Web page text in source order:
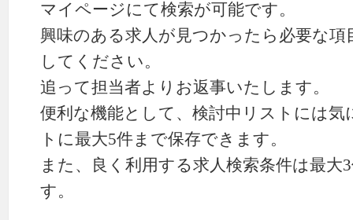
マイページにて検索が可能です。
興味のある求人が見つかったら必要な
してください。
追って担当者よりお返事いたします。
便利な機能として、検討中リストには気
トに最大5件まで保存できます。
また、良く利用する求人検索条件は最大
す。